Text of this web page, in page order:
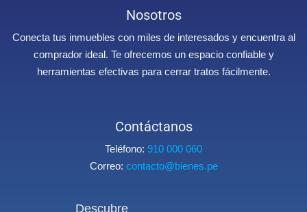
Nosotros
Conecta tus inmuebles con miles de interesados y encuentra al
comprador ideal. Te ofrecemos un espacio confiable y
herramientas efectivas para cerrar tratos fácilmente.
Contáctanos
Teléfono: 910 000 060
Correo: contacto@bienes.pe
Descubre